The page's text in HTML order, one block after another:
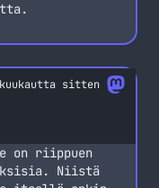
sitten
on riippuen
Niistä